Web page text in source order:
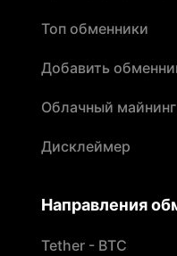
Топ обменники
Добавить
Облачный майнинг
Дисклеймер
Направления
Tether - BTC